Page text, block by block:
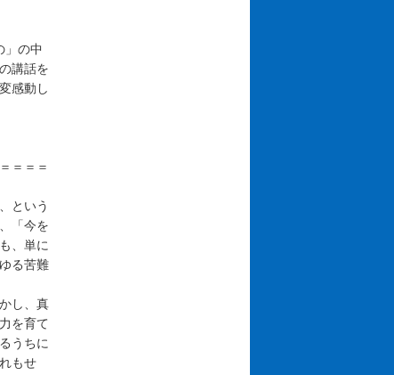
」の中
講話を
感動し
＝＝＝
という
「今を
、単に
る苦難
し、真
を育て
うちに
もせ